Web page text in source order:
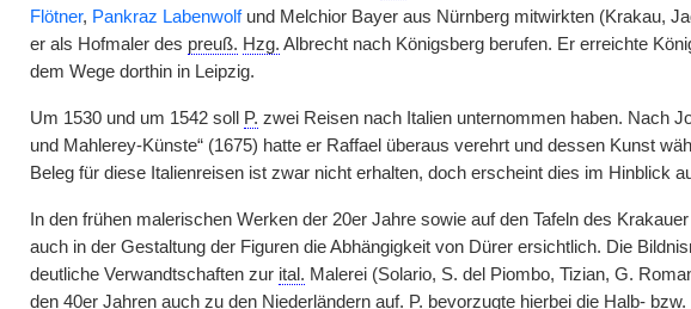
Flötner, Pankraz Labenwolfund Melchior Bayer aus Nürnberg mitwirkten (Krakau,
er als Hofmaler des preuß. Hzg. Albrecht nach Königsberg berufen. Er erreichte
dem Wege dorthin in Leipzig.
Um 1530 und um 1542 soll P. zwei Reisen nach Italien unternommen haben. Nach
und Mahlerey-Künste“ (1675) hatte er Raffael überaus verehrt und dessen Kunst
Beleg für diese Italienreisen ist zwar nicht erhalten, doch erscheint dies im Hinblick
In den frühen malerischen Werken der 20er Jahre sowie auf den Tafeln des
auch in der Gestaltung der Figuren die Abhängigkeit von Dürer ersichtlich. Die
deutliche Verwandtschaften zur ital. Malerei (Solario, S. del Piombo, Tizian, G.
den 40er Jahren auch zu den Niederländern auf. P. bevorzugte hierbei die Halb- bzw.